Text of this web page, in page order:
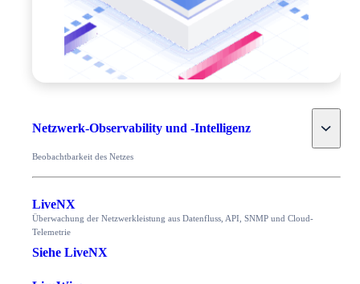
Netzwerk-Observability und -Intelligenz Toggle
Beobachtbarkeit des Netzes
LiveNX
Überwachung der Netzwerkleistung aus Datenfluss, API, SNMP und Cloud-
Telemetrie
Siehe LiveNX